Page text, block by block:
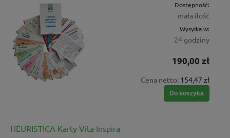
Dostępność:
mała ilość
Wysyłka w:
24 godziny
190,00 zł
Cena netto: 154,47 zł
Do koszyka
HEURISTICA Karty Vita Inspira